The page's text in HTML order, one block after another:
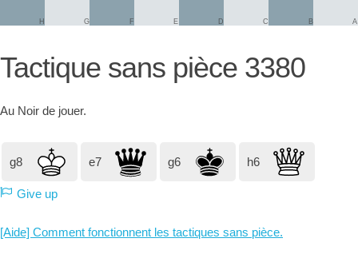
A
B
C
D
E
F
G
H
Tactique sans pièce 3380
Au Noir de jouer.
g8 e7 g6 h6
Give up
[Aide] Comment fonctionnent les tactiques sans pièce.